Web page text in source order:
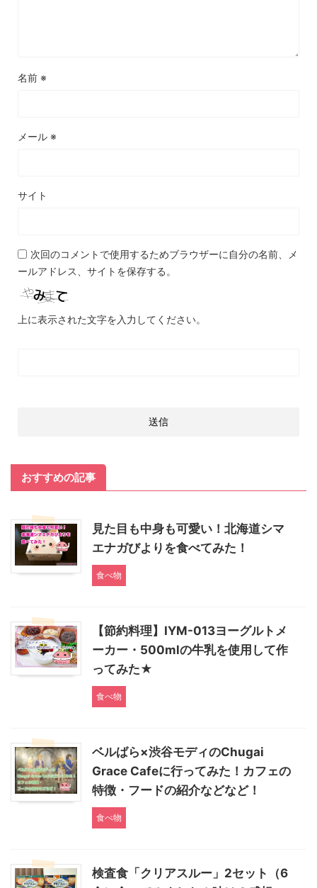
名前 ※
メール ※
サイト
次回のコメントで使用するためブラウザーに自分の名前、メ
ールアドレス、サイトを保存する。
上に表示された文字を入力してください。
おすすめの記事
見た目も中身も可愛い！北海道シマ
エナガびよりを食べてみた！
食べ物
【節約料理】IYM-013ヨーグルトメ
ーカー・500mlの牛乳を使用して作
ってみた★
食べ物
ベルばら×渋谷モディのChugai
Grace Cafeに行ってみた！カフェの
特徴・フードの紹介などなど！
食べ物
検査食「クリアスルー」2セット（6